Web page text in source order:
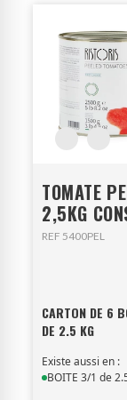
TOMATE
2,5KG
REF 5400PEL
CARTON DE 6
DE 2.5 KG
Existe aussi en :
BOITE 3/1 de